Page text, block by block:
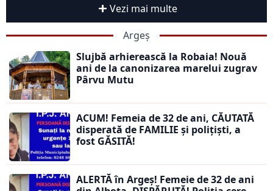
Vezi mai multe
Argeș
Slujbă arhierească la Robaia! Nouă
ani de la canonizarea marelui zugrav
Pârvu Mutu
ACUM! Femeia de 32 de ani, CĂUTATĂ
disperată de FAMILIE și polițiști, a
fost GĂSITĂ!
ALERTĂ în Argeș! Femeie de 32 de ani